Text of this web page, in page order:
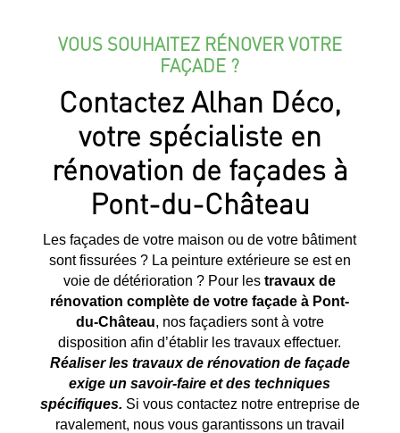
VOUS SOUHAITEZ RÉNOVER VOTRE
FAÇADE ?
Contactez Alhan Déco,
votre spécialiste en
rénovation de façades à
Pont-du-Château
Les façades de votre maison ou de votre bâtiment
sont fissurées ? La peinture extérieure se est en
voie de détérioration ? Pour lestravaux de
rénovation complète de votre façade à Pont-
du-Château, nos façadiers sont à votre
disposition afin d’établir les travaux effectuer.
Réaliser les travaux de rénovation de façade
exige un savoir-faire et des techniques
spécifiques. Si vous contactez notre entreprise de
ravalement, nous vous garantissons un travail